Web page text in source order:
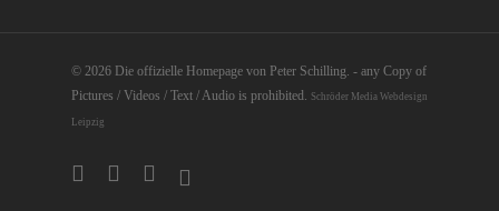
© 2026 Die offizielle Homepage von Peter Schilling. - any Copy of
Pictures / Videos / Text / Audio is prohibited. Schröder Media Webdesign
Leipzig